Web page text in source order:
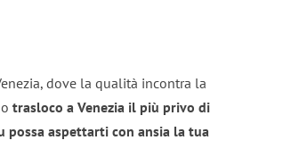
dove la qualità incontra la
trasloco a Venezia il più privo di
possa aspettarti con ansia la tua